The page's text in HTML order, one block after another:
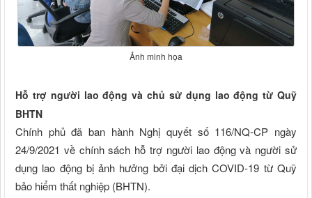
Ảnh minh họa
Hỗ trợ người lao động và chủ sử dụng lao động từ Quỹ
BHTN
Chính phủ đã ban hành Nghị quyết số 116/NQ-CP ngày
24/9/2021 về chính sách hỗ trợ người lao động và người sử
dụng lao động bị ảnh hưởng bởi đại dịch COVID-19 từ Quỹ
bảo hiểm thất nghiệp (BHTN).